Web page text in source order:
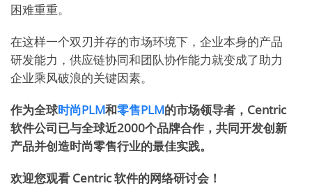
困难重重。
在这样一个双刃并存的市场环境下，企业本身的产品
研发能力，供应链协同和团队协作能力就变成了助力
企业乘风破浪的关键因素。
作为全球时尚PLM和零售PLM的市场领导者，Centric
软件公司已与全球近2000个品牌合作，共同开发创新
产品并创造时尚零售行业的最佳实践。
欢迎您观看 Centric 软件的网络研讨会！